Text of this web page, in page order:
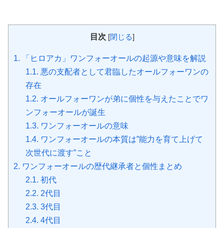
目次 [閉じる]
1. 「ヒロアカ」ワンフォーオールの起源や意味を解説
1.1. 悪の支配者として君臨したオールフォーワンの
存在
1.2. オールフォーワンが弟に個性を与えたことでワ
ンフォーオールが誕生
1.3. ワンフォーオールの意味
1.4. ワンフォーオールの本質は”能力を育て上げて
次世代に渡す”こと
2. ワンフォーオールの歴代継承者と個性まとめ
2.1. 初代
2.2. 2代目
2.3. 3代目
2.4. 4代目